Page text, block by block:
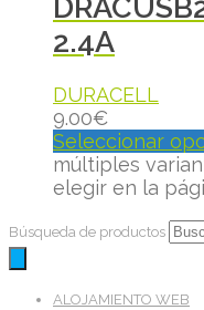
2.4A
DURACELL
9.00€
Seleccionar
múltiples
elegir en la
Búsqueda de productos
ALOJAMIENTO WEB